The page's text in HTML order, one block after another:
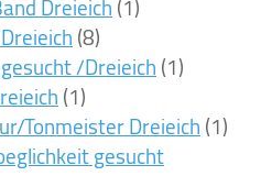
(8)
/Dreieich(1)
(1)
Tonmeister Dreieich(1)
gesucht